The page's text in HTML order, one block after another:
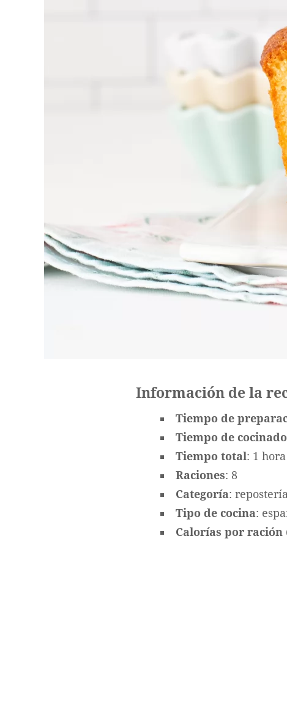
Información de la
Tiempo de
Tiempo de cocinado
Tiempo total: 1
Raciones: 8
Categoría: repostería
Tipo de cocina:
Calorías por ración